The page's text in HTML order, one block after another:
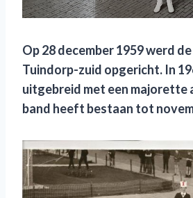
Op 28 december 1959 werd
Tuindorp-zuid opgericht. In
uitgebreid met een majorette
band heeft bestaan tot